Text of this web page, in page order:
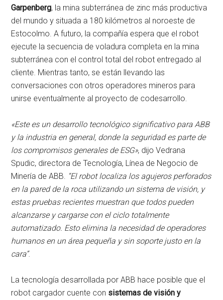
Garpenberg, la mina subterránea de zinc más productiva
del mundo y situada a 180 kilómetros al noroeste de
Estocolmo. A futuro, la compañía espera que el robot
ejecute la secuencia de voladura completa en la mina
subterránea con el control total del robot entregado al
cliente. Mientras tanto, se están llevando las
conversaciones con otros operadores mineros para
unirse eventualmente al proyecto de codesarrollo.
«Este es un desarrollo tecnológico significativo para ABB
y la industria en general, donde la seguridad es parte de
los compromisos generales de ESG», dijo Vedrana
Spudic, directora de Tecnología, Línea de Negocio de
Minería de ABB. “El robot localiza los agujeros perforados
en la pared de la roca utilizando un sistema de visión, y
estas pruebas recientes muestran que todos pueden
alcanzarse y cargarse con el ciclo totalmente
automatizado. Esto elimina la necesidad de operadores
humanos en un área pequeña y sin soporte justo en la
cara”.
La tecnología desarrollada por ABB hace posible que el
robot cargador cuente con sistemas de visión y